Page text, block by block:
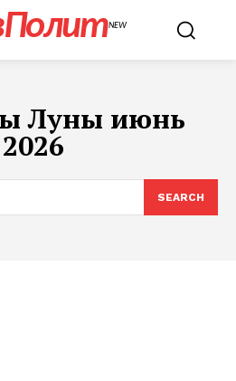
NEW
Луны июнь
2026
SEARCH